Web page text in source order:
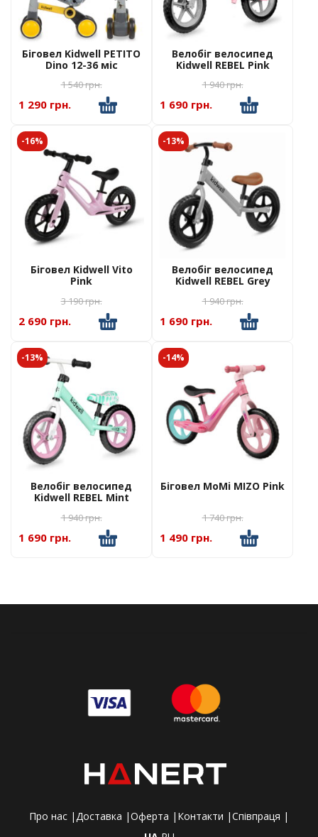
Біговел Kidwell PETITO
Dino 12-36 міс
1 540грн.
1 290 грн.
Велобіг велосипед
Kidwell REBEL Pink
1 940грн.
1 690 грн.
-16%
Біговел Kidwell Vito
Pink
3 190грн.
2 690 грн.
-13%
Велобіг велосипед
Kidwell REBEL Grey
1 940грн.
1 690 грн.
-13%
Велобіг велосипед
Kidwell REBEL Mint
1 940грн.
1 690 грн.
-14%
Біговел MoMi MIZO Pink
1 740грн.
1 490 грн.
Про нас | Доставка |Оферта | Контакти |Співпраця |